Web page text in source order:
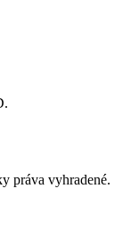
práva vyhradené.